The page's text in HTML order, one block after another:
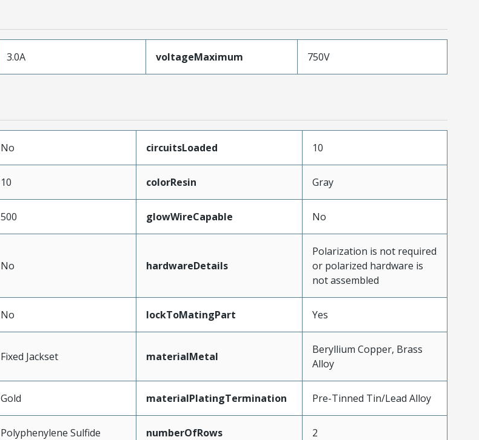
3.0A voltageMaximum 750V
No circuitsLoaded 10
10 colorResin Gray
500 glowWireCapable No
No hardwareDetails
Polarization is not required
or polarized hardware is
not assembled
No lockToMatingPart Yes
Fixed Jackset materialMetal
Beryllium Copper, Brass
Alloy
Gold materialPlatingTermination Pre-Tinned Tin/Lead Alloy
Polyphenylene Sulfide numberOfRows 2